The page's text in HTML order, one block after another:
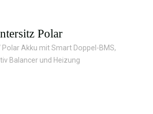
Polar
Polar Akku mit Smart Doppel-BMS,
Balancer und Heizung